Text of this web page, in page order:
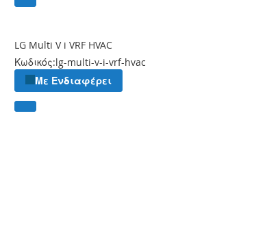
LG Multi V i VRF HVAC
Κωδικός:lg-multi-v-i-vrf-hvac
Με Ενδιαφέρει